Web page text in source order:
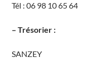
Tél : 06 98 10 65 64
– Trésorier :
SANZEY